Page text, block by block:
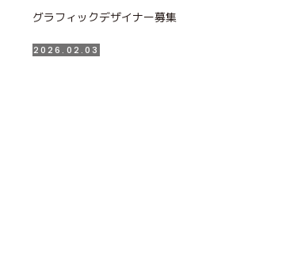
グラフィックデザイナー募集
2026.02.03